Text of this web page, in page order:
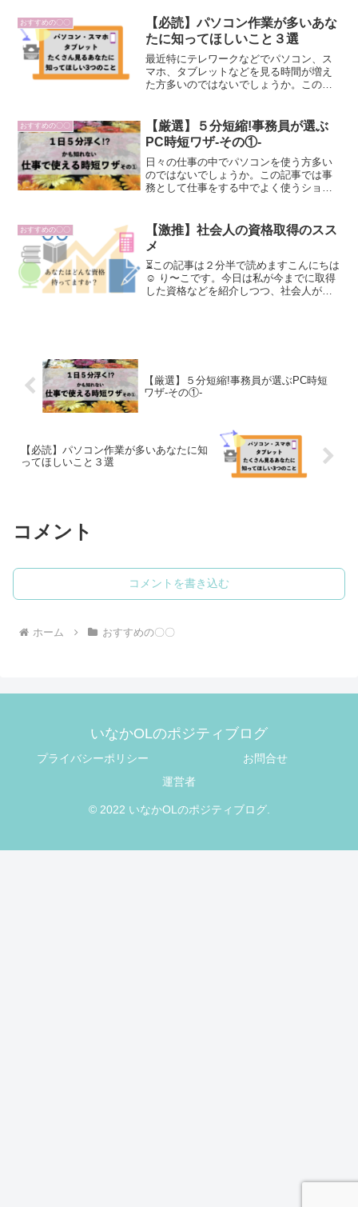
る行動も紹介しますのでお楽しみに。
おすすめの〇〇
【必読】パソコン作業が多いあな
たに知ってほしいこと３選
最近特にテレワークなどでパソコン、ス
マホ、タブレットなどを見る時間が増え
た方多いのではないでしょうか。この記
る労働衛生管理のためのガイドラインに
ついてポイントを絞ってお伝えします。
おすすめの〇〇
【厳選】５分短縮!事務員が選ぶ
PC時短ワザ-その①-
日々の仕事の中でパソコンを使う方多い
のではないでしょうか。この記事では事
務として仕事をする中でよく使うショー
ットキーです。ぜひあなたの仕事時間に
取り入れてみてください。
おすすめの〇〇
【激推】社会人の資格取得のスス
メ
⏳この記事は２分半で読めますこんにちは
☺︎ り〜こです。今日は私が今までに取得
した資格などを紹介しつつ、社会人が資
【厳選】５分短縮!事務員が選ぶPC時短
ワザ-その①-
【必読】パソコン作業が多いあなたに知
ってほしいこと３選
コメント
コメントを書き込む
ホーム おすすめの〇〇
いなかOLのポジティブログ
プライバシーポリシー
お問合せ
運営者
© 2022 いなかOLのポジティブログ.